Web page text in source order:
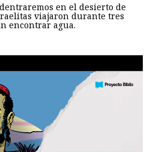
en el desierto de
viajaron durante tres
encontrar agua.